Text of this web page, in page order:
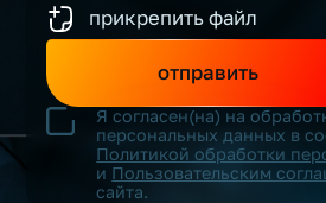
прикрепить файл
отправить
Я согласен(на) на
персональных данных в
Политикой обработки
и Пользовательским
сайта.